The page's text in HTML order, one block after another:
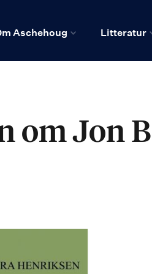
Aschehoug Litteratur
om Jon